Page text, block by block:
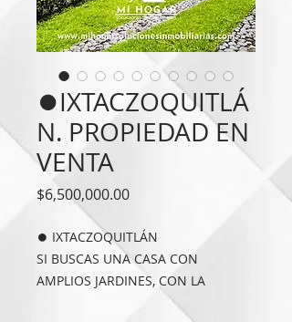
⏺️IXTACZOQUITLÁ
N. PROPIEDAD EN
VENTA
$6,500,000.00Precio
⏺️ IXTACZOQUITLÁN
SI BUSCAS UNA CASA CON
AMPLIOS JARDINES, CON LA
CERCANÍA A ZONA URBANA